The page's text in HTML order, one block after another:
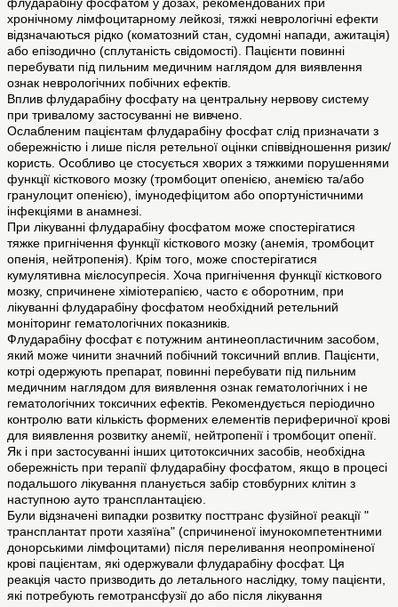
флударабіну фосфатом у дозах, рекомендованих при
хронічному лімфоцитарному лейкозі, тяжкі неврологічні ефекти
відзначаються рідко (коматозний стан, судомні напади, ажитація)
або епізодично (сплутаність свідомості). Пацієнти повинні
перебувати під пильним медичним наглядом для виявлення
ознак неврологічних побічних ефектів.
Вплив флударабіну фосфату на центральну нервову систему
при тривалому застосуванні не вивчено.
Ослабленим пацієнтам флударабіну фосфат слід призначати з
обережністю і лише після ретельної оцінки співвідношення ризик/
користь. Особливо це стосується хворих з тяжкими порушеннями
функції кісткового мозку (тромбоцит опенією, анемією та/або
гранулоцит опенією), імунодефіцитом або опортуністичними
інфекціями в анамнезі.
При лікуванні флударабіну фосфатом може спостерігатися
тяжке пригнічення функції кісткового мозку (анемія, тромбоцит
опенія, нейтропенія). Крім того, може спостерігатися
кумулятивна мієлосупресія. Хоча пригнічення функції кісткового
мозку, спричинене хіміотерапією, часто є оборотним, при
лікуванні флударабіну фосфатом необхідний ретельний
моніторинг гематологічних показників.
Флударабіну фосфат є потужним антинеопластичним засобом,
який може чинити значний побічний токсичний вплив. Пацієнти,
котрі одержують препарат, повинні перебувати під пильним
медичним наглядом для виявлення ознак гематологічних і не
гематологічних токсичних ефектів. Рекомендується періодично
контролю вати кількість формених елементів периферичної крові
для виявлення розвитку анемії, нейтропенії і тромбоцит опенії.
Як і при застосуванні інших цитотоксичних засобів, необхідна
обережність при терапії флударабіну фосфатом, якщо в процесі
подальшого лікування планується забір стовбурних клітин з
наступною ауто трансплантацією.
Були відзначені випадки розвитку посттранс фузійної реакції "
трансплантат проти хазяїна" (спричиненої імунокомпетентними
донорськими лімфоцитами) після переливання неопроміненої
крові пацієнтам, які одержували флударабіну фосфат. Ця
реакція часто призводить до летального наслідку, тому пацієнти,
які потребують гемотрансфузії до або після лікування